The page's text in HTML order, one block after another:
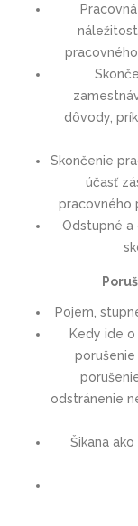
dôvody,
Skončenie
účasť
pracovného
Odstupné a
Pojem,
Kedy ide
odstránenie
Šikana